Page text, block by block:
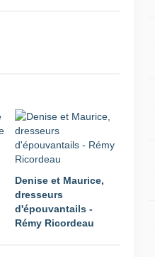
Denise et Maurice,
dresseurs
d'épouvantails -
Rémy Ricordeau